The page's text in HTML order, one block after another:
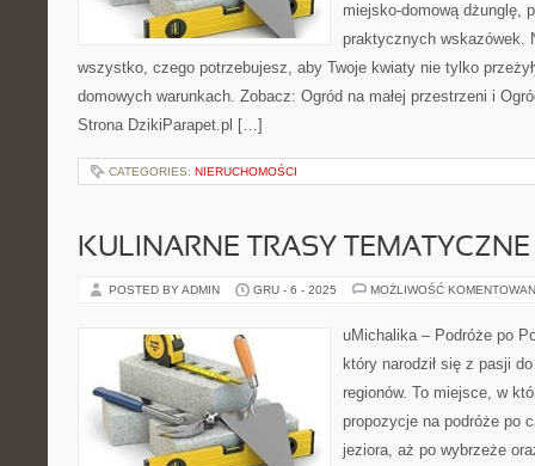
miejsko-domową dżunglę,
praktycznych wskazówek.
wszystko, czego potrzebujesz, aby Twoje kwiaty nie tylko
domowych warunkach. Zobacz: Ogród na małej przestrzeni i
Strona DzikiParapet.pl […]
CATEGORIES: NIERUCHOMOŚCI
KULINARNE TRASY TEMATYCZNE
POSTED BY ADMIN GRU - 6 - 2025 MOŻLIWOŚĆ
uMichalika – Podróże po
który narodził się z pasji
regionów. To miejsce, w
propozycje na podróże po
jeziora, aż po wybrzeże